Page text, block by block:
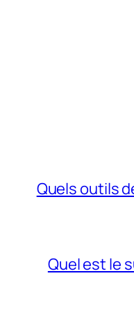
Quels outils
Quel est le